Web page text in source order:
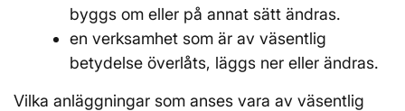
byggs om eller på annat sätt ändras.
en verksamhet som är av väsentlig
betydelse överlåts, läggs ner eller ändras.
Vilka anläggningar som anses vara av väsentlig